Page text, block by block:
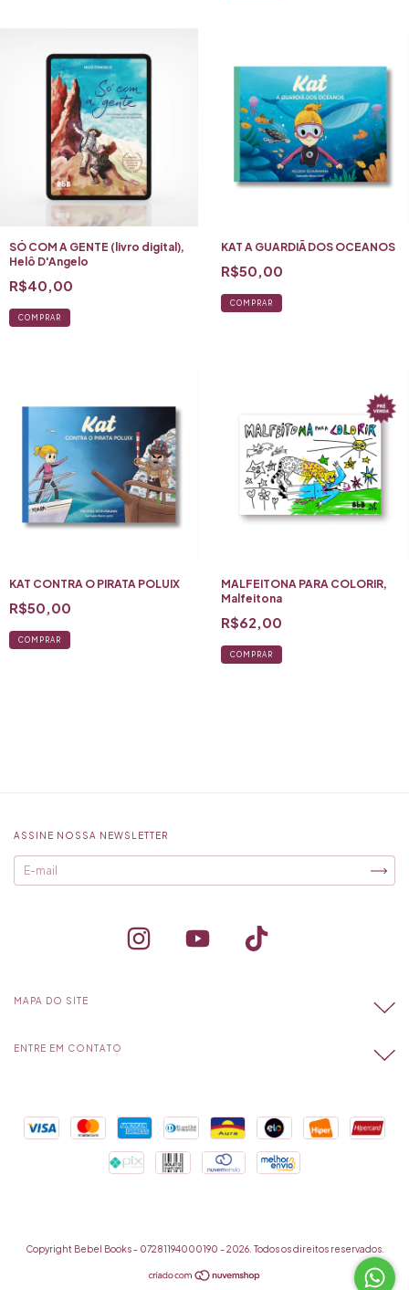
SÓ COM A GENTE (livro digital),
Helô D'Angelo
R$40,00
KAT A GUARDIÃ DOS OCEANOS
R$50,00
KAT CONTRA O PIRATA POLUIX
R$50,00
MALFEITONA PARA COLORIR,
Malfeitona
R$62,00
COMPRAR
ASSINE NOSSA NEWSLETTER
MAPA DO SITE
ENTRE EM CONTATO
Copyright Bebel Books - 07281194000190 - 2026. Todos os direitos reservados.